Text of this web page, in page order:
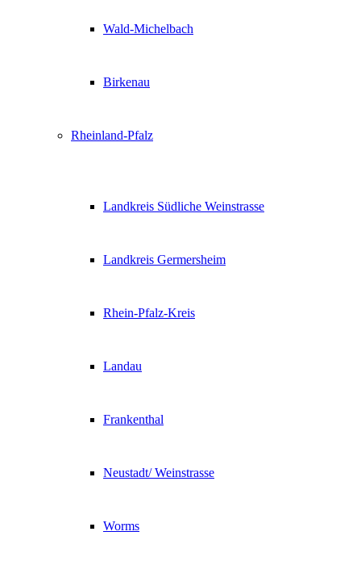
Wald-Michelbach
Birkenau
Rheinland-Pfalz
Landkreis Südliche Weinstrasse
Landkreis Germersheim
Rhein-Pfalz-Kreis
Landau
Frankenthal
Neustadt/ Weinstrasse
Worms